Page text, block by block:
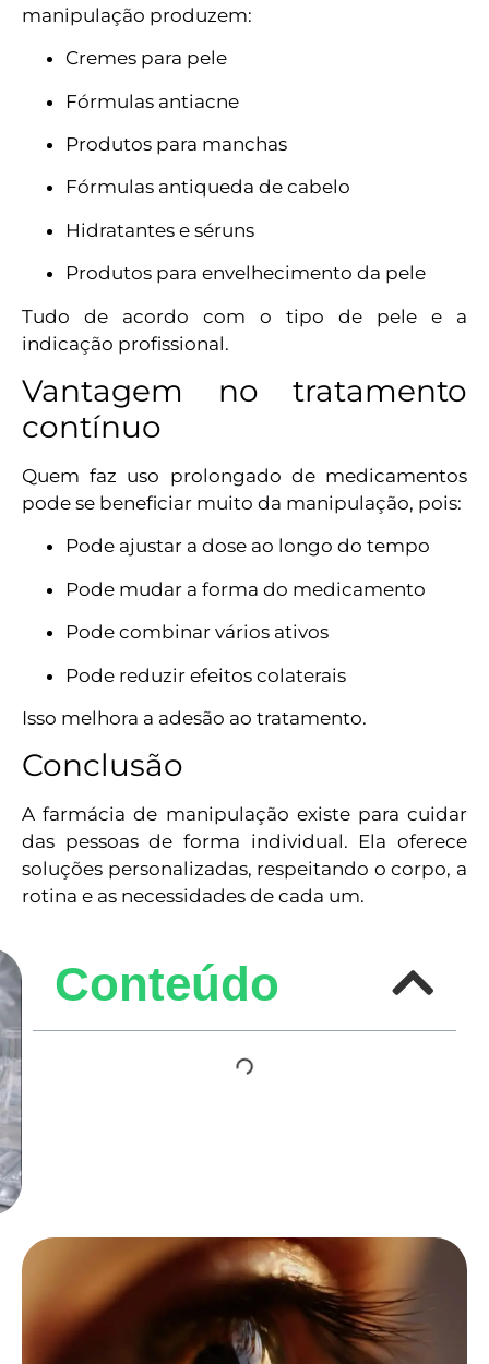
manipulação produzem:
Cremes para pele
Fórmulas antiacne
Produtos para manchas
Fórmulas antiqueda de cabelo
Hidratantes e séruns
Produtos para envelhecimento da pele
Tudo de acordo com o tipo de pele e a
indicação profissional.
Vantagem no tratamento
contínuo
Quem faz uso prolongado de medicamentos
pode se beneficiar muito da manipulação, pois:
Pode ajustar a dose ao longo do tempo
Pode mudar a forma do medicamento
Pode combinar vários ativos
Pode reduzir efeitos colaterais
Isso melhora a adesão ao tratamento.
Conclusão
A farmácia de manipulação existe para cuidar
das pessoas de forma individual. Ela oferece
soluções personalizadas, respeitando o corpo, a
rotina e as necessidades de cada um.
Conteúdo